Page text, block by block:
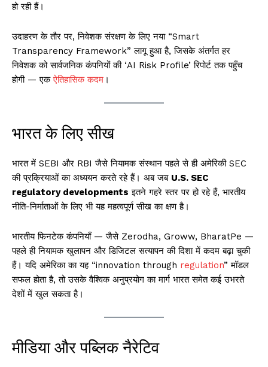
हो रही हैं।
उदाहरण के तौर पर, निवेशक संरक्षण के लिए नया “Smart
Transparency Framework” लागू हुआ है, जिसके अंतर्गत हर
निवेशक को सार्वजनिक कंपनियों की ‘AI Risk Profile’ रिपोर्ट तक पहुँच
होगी — एकऐतिहासिक कदम ।
भारत के लिए सीख
भारत में SEBI और RBI जैसे नियामक संस्थान पहले से ही अमेरिकी SEC
की प्रक्रियाओं का अध्ययन करते रहे हैं। अब जब U.S. SEC
regulatory developments इतने गहरे स्तर पर हो रहे हैं, भारतीय
नीति-निर्माताओं के लिए भी यह महत्वपूर्ण सीख का क्षण है।
भारतीय फिनटेक कंपनियाँ — जैसे Zerodha, Groww, BharatPe —
पहले ही नियामक खुलापन और डिजिटल सत्यापन की दिशा में कदम बढ़ा चुकी
हैं। यदि अमेरिका का यह “innovation through regulation” मॉडल
सफल होता है, तो उसके वैश्विक अनुप्रयोग का मार्ग भारत समेत कई उभरते
देशों में खुल सकता है।
मीडिया और पब्लिक नैरेटिव